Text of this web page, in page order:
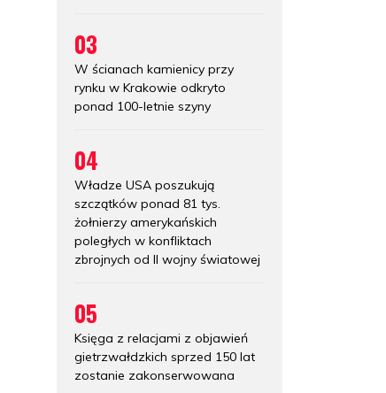
03
W ścianach kamienicy przy
rynku w Krakowie odkryto
ponad 100-letnie szyny
04
Władze USA poszukują
szczątków ponad 81 tys.
żołnierzy amerykańskich
poległych w konfliktach
zbrojnych od II wojny światowej
05
Księga z relacjami z objawień
gietrzwałdzkich sprzed 150 lat
zostanie zakonserwowana